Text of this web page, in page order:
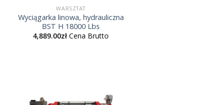
WARSZTAT
Wyciągarka linowa, hydrauliczna
BST H 18000 Lbs
4,889.00zł Cena Brutto